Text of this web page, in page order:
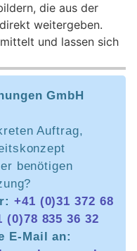
die aus der
weitergeben.
und lassen sich
GmbH
Auftrag,
benötigen
+41 (0)31 372 68
(0)78 835 36 32
E-Mail an: